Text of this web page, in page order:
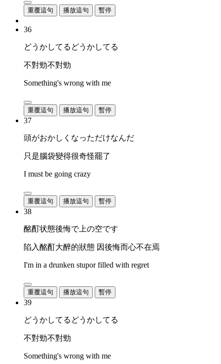
重覆這句 播放這句 暫停
36
どうかしてるどうかしてる
不對勁不對勁
Something's wrong with me
重覆這句 播放這句 暫停
37
頭がおかしくなっただけなんだ
只是腦袋變得很奇怪罷了
I must be going crazy
重覆這句 播放這句 暫停
38
酩酊状態後悔で上の空です
陷入酩酊大醉的狀態 因後悔而心不在焉
I'm in a drunken stupor filled with regret
重覆這句 播放這句 暫停
39
どうかしてるどうかしてる
不對勁不對勁
Something's wrong with me